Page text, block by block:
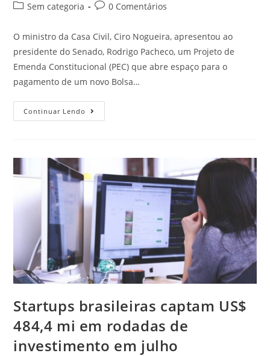
Sem categoria
0 Comentários
O ministro da Casa Civil, Ciro Nogueira, apresentou ao
presidente do Senado, Rodrigo Pacheco, um Projeto de
Emenda Constitucional (PEC) que abre espaço para o
pagamento de um novo Bolsa…
Continuar Lendo
Startups brasileiras captam US$
484,4 mi em rodadas de
investimento em julho